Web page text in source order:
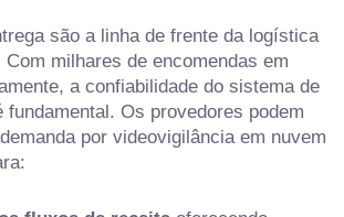
são a linha de frente da logística
milhares de encomendas em
a confiabilidade do sistema de
fundamental. Os provedores podem
por videovigilância em nuvem